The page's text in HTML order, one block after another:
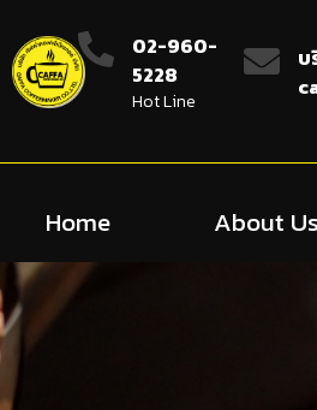
02-960-
5228
Hot Line
บ
Home About Us